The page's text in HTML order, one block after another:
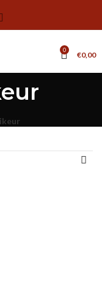
0 €0,00